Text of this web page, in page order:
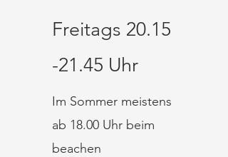
Freitags 20.15
-21.45 Uhr
Im Sommer meistens
ab 18.00 Uhr beim
beachen